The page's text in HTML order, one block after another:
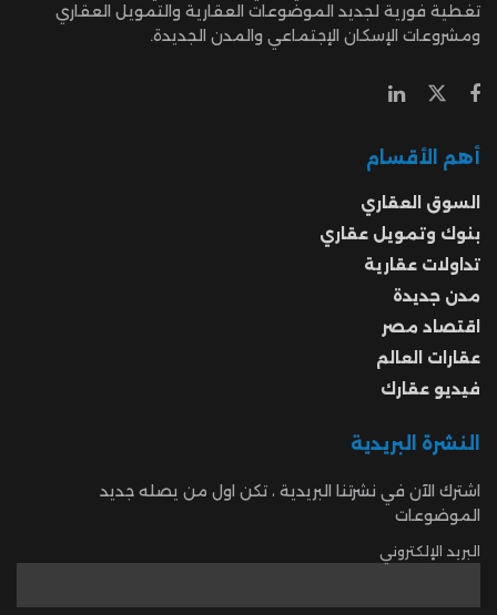
تغطية فورية لجديد الموضوعات العقارية والتمويل العقاري
ومشروعات الإسكان الإجتماعي والمدن الجديدة.
أهم الأقسام
السوق العقاري
بنوك وتمويل عقاري
تداولات عقارية
مدن جديدة
اقتصاد مصر
عقارات العالم
فيديو عقارك
النشرة البريدية
اشترك الآن في نشرتنا البريدية ، تكن اول من يصله جديد
الموضوعات
البريد الإلكتروني